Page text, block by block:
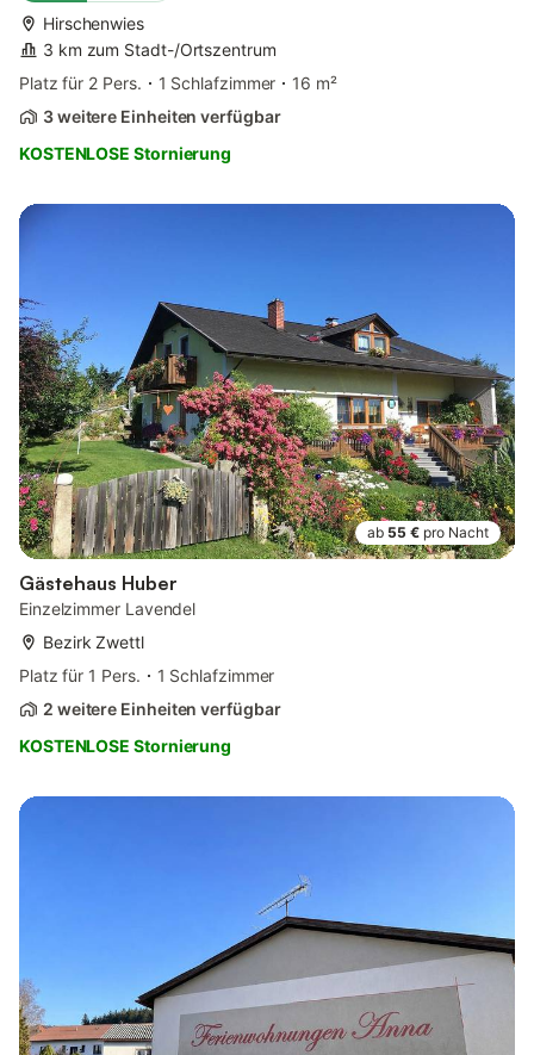
Hirschenwies
3 km zum Stadt-/Ortszentrum
Platz für 2 Pers.
1 Schlafzimmer
16 m²
3 weitere Einheiten verfügbar
KOSTENLOSE Stornierung
ab 55 € pro Nacht
Gästehaus Huber
Einzelzimmer Lavendel
Bezirk Zwettl
Platz für 1 Pers.
1 Schlafzimmer
2 weitere Einheiten verfügbar
KOSTENLOSE Stornierung